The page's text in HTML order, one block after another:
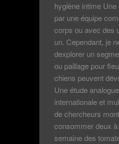
hygiène intime
par une équipe
corps ou avec des
un. Cependant, je
dexplorer un
ou paillage pour
chiens peuvent
Une étude
internationale et
de chercheurs
consommer deux
semaine des